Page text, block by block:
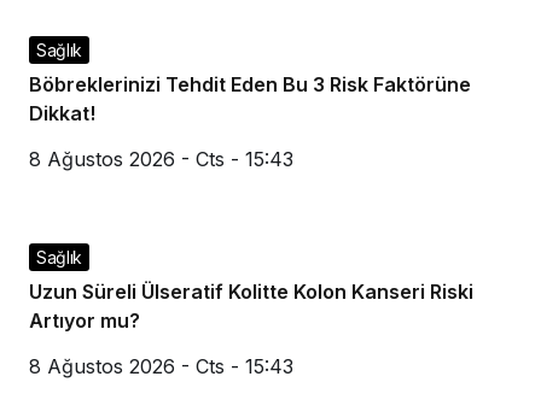
Sağlık
Böbreklerinizi Tehdit Eden Bu 3 Risk Faktörüne
Dikkat!
8 Ağustos 2026 - Cts - 15:43
Sağlık
Uzun Süreli Ülseratif Kolitte Kolon Kanseri Riski
Artıyor mu?
8 Ağustos 2026 - Cts - 15:43